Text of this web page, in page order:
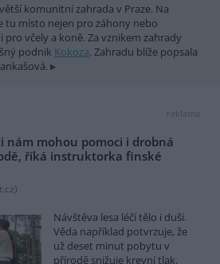
komunitní zahrada v Praze. Na
tu místo nejen pro záhony nebo
pro včely a koně. Za vznikem zahrady
podnik Kokoza. Zahradu blíže popsala
reklama
nám mohou pomoci i drobná
říká instruktorka finské
)
Návštěva lesa léčí tělo i duši.
Věda například potvrzuje, že
už deset minut pobytu v
přírodě snižuje krevní tlak.